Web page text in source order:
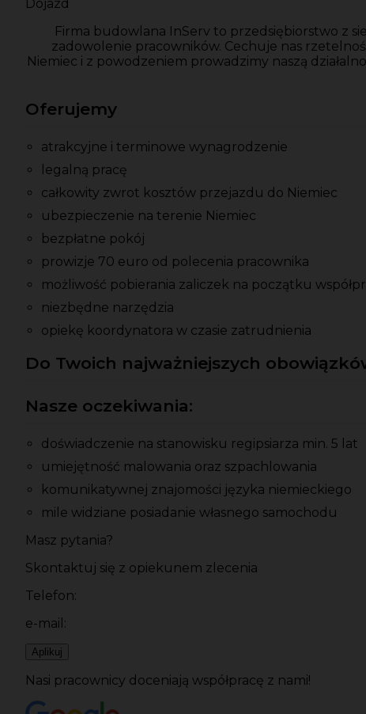
Dojazd
Firma budowlana InServ to przedsiębiorstwo z
zadowolenie pracowników. Cechuje nas
Niemiec i z powodzeniem prowadzimy naszą
Oferujemy
atrakcyjne i terminowe wynagrodzenie
legalną pracę
całkowity zwrot kosztów przejazdu do Niemiec
ubezpieczenie na terenie Niemiec
bezpłatne pokój
prowizje 70 euro od polecenia pracownika
możliwość pobierania zaliczek na początku
niezbędne narzędzia
opiekę koordynatora w czasie zatrudnienia
Do Twoich najważniejszych
Nasze oczekiwania:
doświadczenie na stanowisku regipsiarza min. 5 lat
umiejętność malowania oraz szpachlowania
komunikatywnej znajomości języka niemieckiego
mile widziane posiadanie własnego samochodu
Masz pytania?
Skontaktuj się z opiekunem zlecenia
Telefon:
e-mail:
Aplikuj
Nasi pracownicy doceniają współpracę z nami!